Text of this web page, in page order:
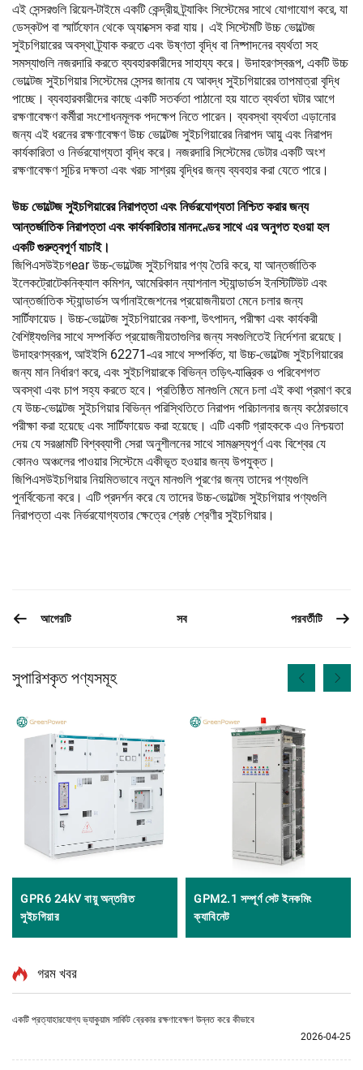
এই সেন্সরগুলি রিয়েল-টাইমে একটি কেন্দ্রীয় ট্র্যাকিং সিস্টেমের সাথে যোগাযোগ করে, যা
ডেস্কটপ বা স্মার্টফোন থেকে অ্যাক্সেস করা যায়। এই সিস্টেমটি উচ্চ ভোল্টেজ
সুইচগিয়ারের অবস্থা ট্র্যাক করতে এবং উষ্ণতা বৃদ্ধি বা নিষ্পাদনের ব্যর্থতা সহ
সমস্যাগুলি নজরদারি করতে ব্যবহারকারীদের সাহায্য করে। উদাহরণস্বরূপ, একটি উচ্চ
ভোল্টেজ সুইচগিয়ার সিস্টেমের সেন্সর জানায় যে আবদ্ধ সুইচগিয়ারের তাপমাত্রা বৃদ্ধি
পাচ্ছে। ব্যবহারকারীদের কাছে একটি সতর্কতা পাঠানো হয় যাতে ব্যর্থতা ঘটার আগে
রক্ষণাবেক্ষণ কর্মীরা সংশোধনমূলক পদক্ষেপ নিতে পারেন। ব্যবস্থা ব্যর্থতা এড়ানোর
জন্য এই ধরনের রক্ষণাবেক্ষণ উচ্চ ভোল্টেজ সুইচগিয়ারের নিরাপদ আয়ু এবং নিরাপদ
কার্যকারিতা ও নির্ভরযোগ্যতা বৃদ্ধি করে। নজরদারি সিস্টেমের ডেটার একটি অংশ
রক্ষণাবেক্ষণ সূচির দক্ষতা এবং খরচ সাশ্রয় বৃদ্ধির জন্য ব্যবহার করা যেতে পারে।
উচ্চ ভোল্টেজ সুইচগিয়ারের নিরাপত্তা এবং নির্ভরযোগ্যতা নিশ্চিত করার জন্য
আন্তর্জাতিক নিরাপত্তা এবং কার্যকারিতার মানদণ্ডের সাথে এর অনুগত হওয়া হল
একটি গুরুত্বপূর্ণ যাচাই।
জিপিএসউইচগear উচ্চ-ভোল্টেজ সুইচগিয়ার পণ্য তৈরি করে, যা আন্তর্জাতিক
ইলেকট্রোটেকনিক্যাল কমিশন, আমেরিকান ন্যাশনাল স্ট্যান্ডার্ডস ইনস্টিটিউট এবং
আন্তর্জাতিক স্ট্যান্ডার্ডস অর্গানাইজেশনের প্রয়োজনীয়তা মেনে চলার জন্য
সার্টিফায়েড। উচ্চ-ভোল্টেজ সুইচগিয়ারের নকশা, উৎপাদন, পরীক্ষা এবং কার্যকরী
বৈশিষ্ট্যগুলির সাথে সম্পর্কিত প্রয়োজনীয়তাগুলির জন্য সবগুলিতেই নির্দেশনা রয়েছে।
উদাহরণস্বরূপ, আইইসি 62271-এর সাথে সম্পর্কিত, যা উচ্চ-ভোল্টেজ সুইচগিয়ারের
জন্য মান নির্ধারণ করে, এবং সুইচগিয়ারকে বিভিন্ন তড়িৎ-যান্ত্রিক ও পরিবেশগত
অবস্থা এবং চাপ সহ্য করতে হবে। প্রতিষ্ঠিত মানগুলি মেনে চলা এই কথা প্রমাণ করে
যে উচ্চ-ভোল্টেজ সুইচগিয়ার বিভিন্ন পরিস্থিতিতে নিরাপদ পরিচালনার জন্য কঠোরভাবে
পরীক্ষা করা হয়েছে এবং সার্টিফায়েড করা হয়েছে। এটি একটি গ্রাহককে এও নিশ্চয়তা
দেয় যে সরঞ্জামটি বিশ্বব্যাপী সেরা অনুশীলনের সাথে সামঞ্জস্যপূর্ণ এবং বিশ্বের যে
কোনও অঞ্চলের পাওয়ার সিস্টেমে একীভূত হওয়ার জন্য উপযুক্ত।
জিপিএসউইচগিয়ার নিয়মিতভাবে নতুন মানগুলি পূরণের জন্য তাদের পণ্যগুলি
পুনর্বিবেচনা করে। এটি প্রদর্শন করে যে তাদের উচ্চ-ভোল্টেজ সুইচগিয়ার পণ্যগুলি
নিরাপত্তা এবং নির্ভরযোগ্যতার ক্ষেত্রে শ্রেষ্ঠ শ্রেণীর সুইচগিয়ার।
আগেরটি সব পরবর্তীটি
সুপারিশকৃত পণ্যসমূহ
GPR6 24kV বায়ু অন্তরিত
সুইচগিয়ার
GPM2.1 সম্পূর্ণ সেট ইনকমিং
ক্যাবিনেট
গরম খবর
একটি প্রত্যাহারযোগ্য ভ্যাকুয়াম সার্কিট ব্রেকার রক্ষণাবেক্ষণ উন্নত করে কীভাবে
2026-04-25